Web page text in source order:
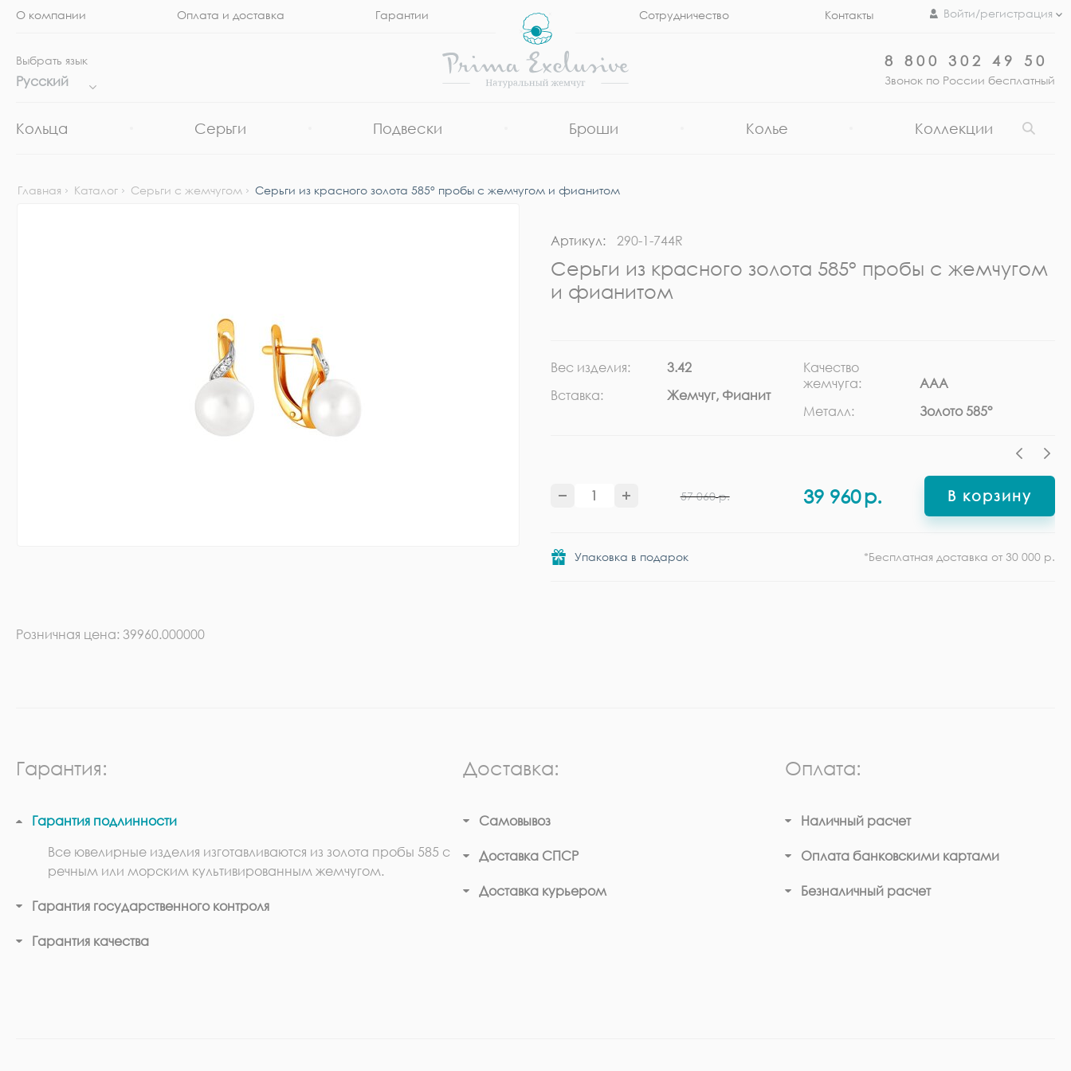
О компании Оплата и доставка Гарантии Сотрудничество Контакты Войти/регистрация
Выбрать язык
Русский
8 800 302 49 50
Звонок по России бесплатный
Кольца Серьги Подвески Броши Колье Коллекции
Главная Каталог Серьги с жемчугом Серьги из красного золота 585° пробы с жемчугом и фианитом
Артикул: 290-1-744R
Серьги из красного золота 585° пробы с жемчугом
и фианитом
Вес изделия:
3.42
Вставка:
Жемчуг, Фианит
Качество
жемчуга:
ААА
Металл:
Золото 585°
57 060 р. 39 960р. В корзину
Упаковка в подарок *Бесплатная доставка от 30 000 р.
Розничная цена: 39960.000000
Гарантия:
Гарантия подлинности
Все ювелирные изделия изготавливаются из золота пробы 585 с
речным или морским культивированным жемчугом.
Гарантия государственного контроля
Гарантия качества
Доставка:
Самовывоз
Доставка СПСР
Доставка курьером
Оплата:
Наличный расчет
Оплата банковскими картами
Безналичный расчет